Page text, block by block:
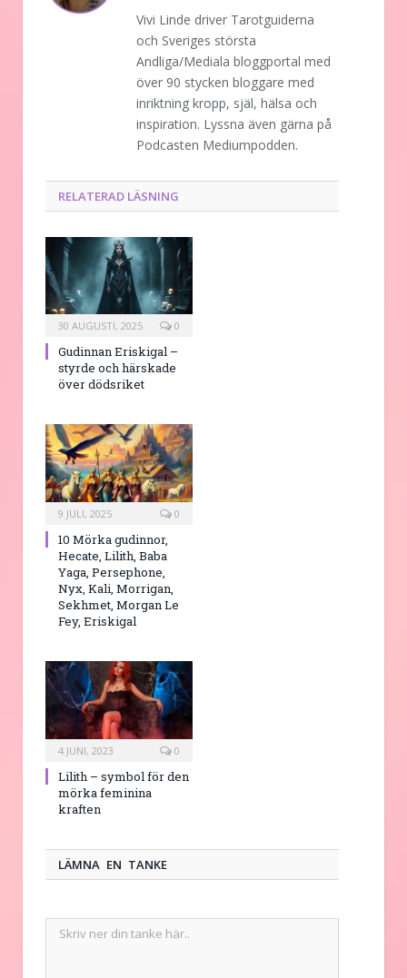
Vivi Linde driver Tarotguiderna
och Sveriges största
Andliga/Mediala bloggportal med
över 90 stycken bloggare med
inriktning kropp, själ, hälsa och
inspiration. Lyssna även gärna på
Podcasten Mediumpodden.
RELATERAD LÄSNING
30 AUGUSTI, 2025 0
Gudinnan Eriskigal –
styrde och härskade
över dödsriket
9 JULI, 2025 0
10 Mörka gudinnor,
Hecate, Lilith, Baba
Yaga, Persephone,
Nyx, Kali, Morrigan,
Sekhmet, Morgan Le
Fey, Eriskigal
4 JUNI, 2023 0
Lilith – symbol för den
mörka feminina
kraften
LÄMNA EN TANKE